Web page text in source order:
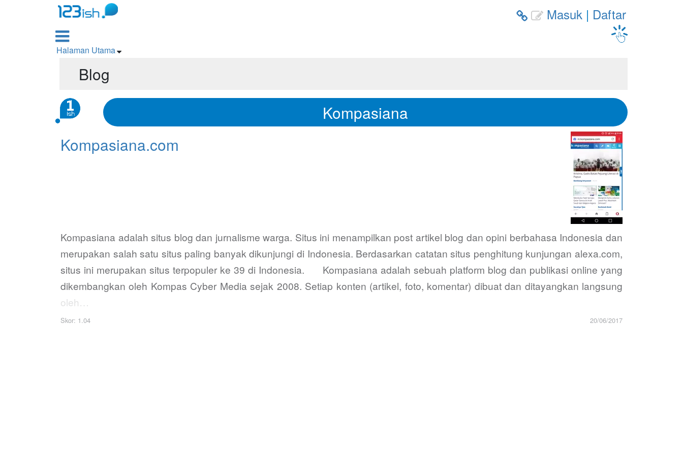
  Masuk| Daftar

Halaman Utama 
Blog
Kompasiana
Kompasiana.com
Kompasiana adalah situs blog dan jurnalisme warga. Situs ini menampilkan post artikel blog dan opini berbahasa Indonesia dan
merupakan salah satu situs paling banyak dikunjungi di Indonesia. Berdasarkan catatan situs penghitung kunjungan alexa.com,
situs ini merupakan situs terpopuler ke 39 di Indonesia. Kompasiana adalah sebuah platform blog dan publikasi online yang
dikembangkan oleh Kompas Cyber Media sejak 2008. Setiap konten (artikel, foto, komentar) dibuat dan ditayangkan langsung
oleh…
Skor: 1.04 20/06/2017